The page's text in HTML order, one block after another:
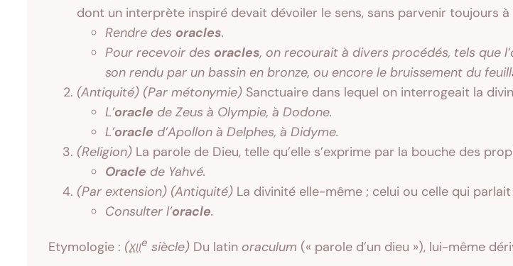
dont un interprète inspiré devait dévoiler le sens, sans parvenir toujours à
Rendre des oracles.
Pour recevoir des oracles, on recourait à divers procédés, tels que
son rendu par un bassin en bronze, ou encore le bruissement du
(Antiquité) (Par métonymie) Sanctuaire dans lequel on interrogeait la
L’oracle de Zeus à Olympie, à Dodone.
L’oracle d’Apollon à Delphes, à Didyme.
(Religion) La parole de Dieu, telle qu’elle s’exprime par la bouche des
Oracle de Yahvé.
(Par extension) (Antiquité) La divinité elle-même ; celui ou celle qui
Consulter l’oracle.
Etymologie : (XIIe siècle) Du latin oraculum (« parole d’un dieu »), lui-même